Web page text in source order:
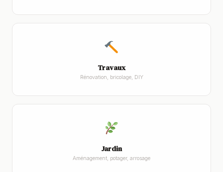
Travaux
Rénovation, bricolage, DIY
Jardin
Aménagement, potager, arrosage